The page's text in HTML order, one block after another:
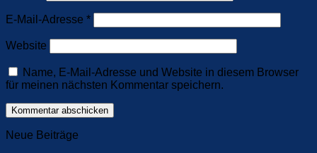
E-Mail-Adresse *
Website
Name, E-Mail-Adresse und Website in diesem Browser
für meinen nächsten Kommentar speichern.
Neue Beiträge